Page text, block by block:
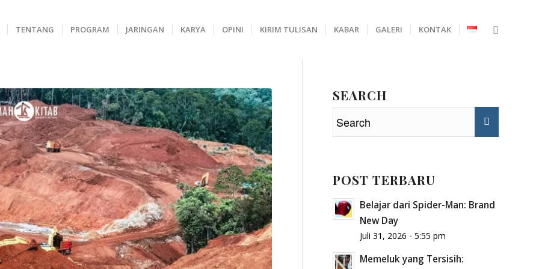
TENTANG PROGRAM JARINGAN KARYA OPINI KIRIM TULISAN KABAR GALERI KONTAK
SEARCH
POST TERBARU
Belajar dari Spider-Man: Brand
New Day
Juli 31, 2026 - 5:55 pm
Memeluk yang Tersisih: